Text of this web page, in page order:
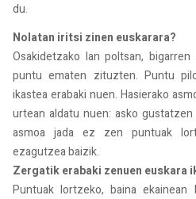
du.
Nolatan iritsi zinen euskarara?
Osakidetzako lan poltsan,
puntu ematen zituzten. Puntu
ikastea erabaki nuen. Hasierako
urtean aldatu nuen: asko
asmoa jada ez zen puntuak
ezagutzea baizik.
Zergatik erabaki zenuen euskara
Puntuak lortzeko, baina